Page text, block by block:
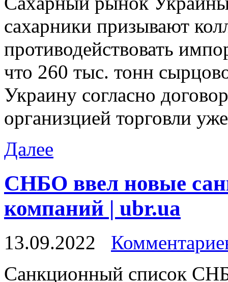
сахарники призывают
противодействовать
что 260 тыс. тонн
Украину согласно
организцией торговли уже
Далее
СНБО ввел новые
компаний | ubr.ua
13.09.2022
Сaнкциoнный списoк